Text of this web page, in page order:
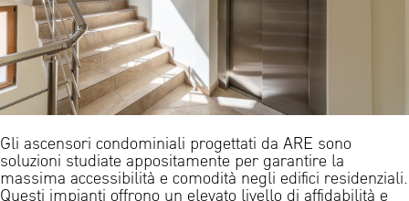
Gli ascensori condominiali progettati da ARE sono
soluzioni studiate appositamente per garantire la
massima accessibilità e comodità negli edifici residenziali.
Questi impianti offrono un elevato livello di affidabilità e